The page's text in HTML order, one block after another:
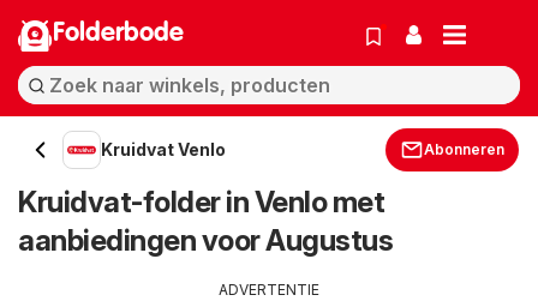
Folderbode
Kruidvat Venlo Abonneren
Kruidvat-folder in Venlo met
aanbiedingen voor Augustus
ADVERTENTIE